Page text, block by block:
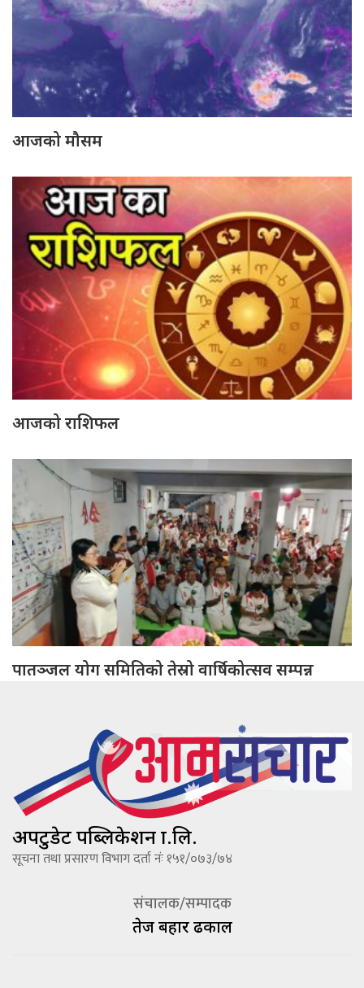
आजको मौसम
आजको राशिफल
पातञ्जल योग समितिको तेस्रो वार्षिकोत्सव सम्पन्न
अपटुडेट पब्लिकेशन प्रा.लि.
सूचना तथा प्रसारण विभाग दर्ता नंः १५१/०७३/७४
संचालक/सम्पादक
तेज बहादूर ढकाल